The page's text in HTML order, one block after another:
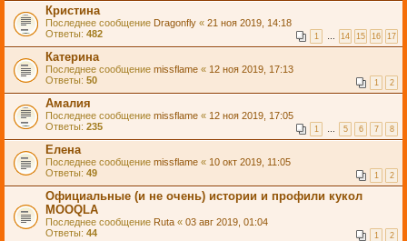
Кристина
Последнее сообщение Dragonfly « 21 ноя 2019, 14:18
Ответы: 482 1 … 14 15 16 17
Катерина
Последнее сообщение missflame « 12 ноя 2019, 17:13
Ответы: 50 1 2
Амалия
Последнее сообщение missflame « 12 ноя 2019, 17:05
Ответы: 235 1 … 5 6 7 8
Елена
Последнее сообщение missflame « 10 окт 2019, 11:05
Ответы: 49 1 2
Официальные (и не очень) истории и профили кукол
MOOQLA
Последнее сообщение Ruta « 03 авг 2019, 01:04
Ответы: 44 1 2